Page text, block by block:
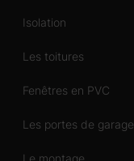
Isolation
Les toitures
Fenêtres en PVC
Les portes de garage
Le montage